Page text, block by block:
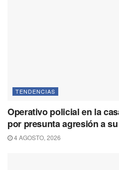
TENDENCIAS
Operativo policial en la
por presunta agresión a
4 AGOSTO, 2026